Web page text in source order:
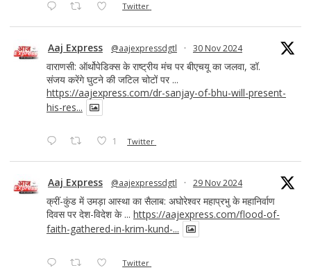
Twitter
Aaj Express @aajexpressdgtl · 30 Nov 2024
वाराणसी: ऑर्थोपेडिक्स के राष्ट्रीय मंच पर बीएचयू का जलवा, डॉ.
संजय करेंगे घुटने की जटिल चोटों पर ...
https://aajexpress.com/dr-sanjay-of-bhu-will-present-
his-res...
1 Twitter
Aaj Express @aajexpressdgtl · 29 Nov 2024
क्रीं-कुंड में उमड़ा आस्था का सैलाब: अघोरेश्वर महाप्रभु के महानिर्वाण
दिवस पर देश-विदेश के ... https://aajexpress.com/flood-of-
faith-gathered-in-krim-kund-...
Twitter